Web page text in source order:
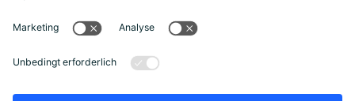
Kontakt